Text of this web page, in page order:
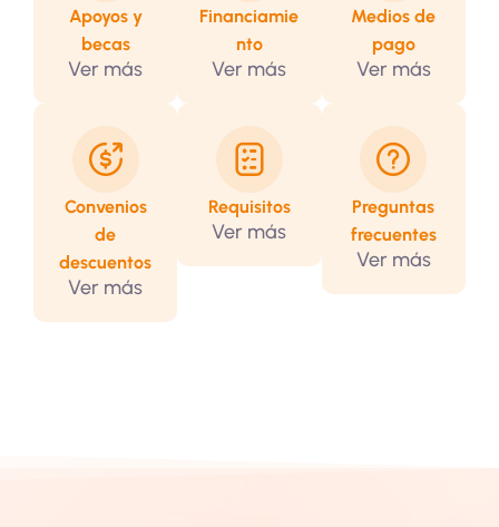
Apoyos y
becas
Ver más
Convenios
de
descuentos
Ver más
Financiamie
nto
Ver más
Requisitos
Ver más
Medios de
pago
Ver más
Preguntas
frecuentes
Ver más